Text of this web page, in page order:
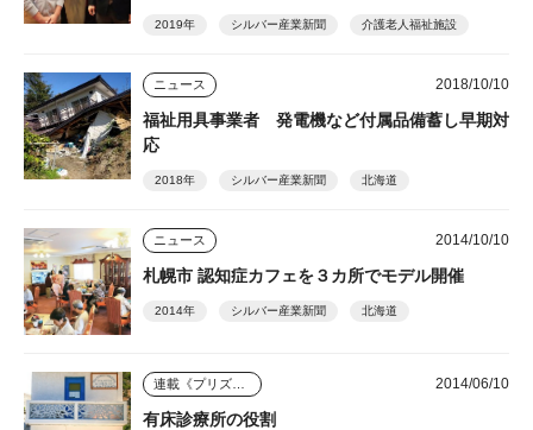
2019年 シルバー産業新聞 介護老人福祉施設
ニュース 2018/10/10
福祉用具事業者 発電機など付属品備蓄し早期対
応
2018年 シルバー産業新聞 北海道
ニュース 2014/10/10
札幌市 認知症カフェを３カ所でモデル開催
2014年 シルバー産業新聞 北海道
2014/06/10
有床診療所の役割